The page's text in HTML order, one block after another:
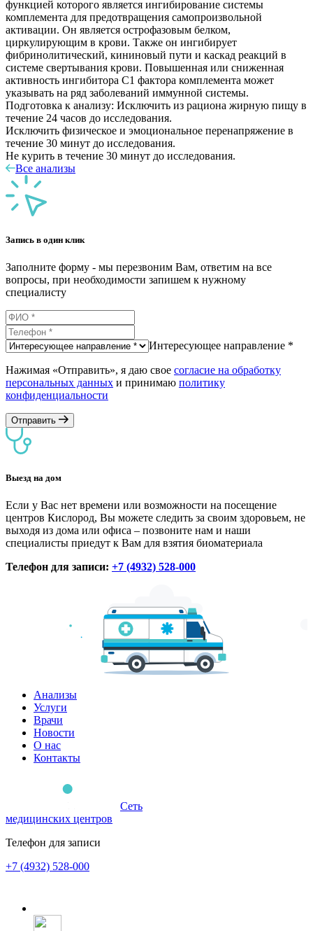
функцией которого является ингибирование системы
комплемента для предотвращения самопроизвольной
активации. Он является острофазовым белком,
циркулирующим в крови. Также он ингибирует
фибринолитический, кининовый пути и каскад реакций в
системе свертывания крови. Повышенная или сниженная
активность ингибитора С1 фактора комплемента может
указывать на ряд заболеваний иммунной системы.
Подготовка к анализу: Исключить из рациона жирную пищу в
течение 24 часов до исследования.
Исключить физическое и эмоциональное перенапряжение в
течение 30 минут до исследования.
Не курить в течение 30 минут до исследования.
Все анализы
Запись в один клик
Заполните форму - мы перезвоним Вам, ответим на все
вопросы, при необходимости запишем к нужному
специалисту
Интересующее направление *
Нажимая «Отправить», я даю свое согласие на обработку
персональных данных и принимаю политику
конфиденциальности
Отправить
Выезд на дом
Если у Вас нет времени или возможности на посещение
центров Кислород, Вы можете следить за своим здоровьем, не
выходя из дома или офиса – позвоните нам и наши
специалисты приедут к Вам для взятия биоматериала
Телефон для записи: +7 (4932) 528-000
Анализы
Услуги
Врачи
Новости
О нас
Контакты
Сеть
медицинских центров
Телефон для записи
+7 (4932) 528-000